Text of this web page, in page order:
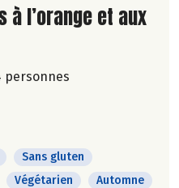
à l’orange et aux
personnes
Sans gluten
Végétarien
Automne